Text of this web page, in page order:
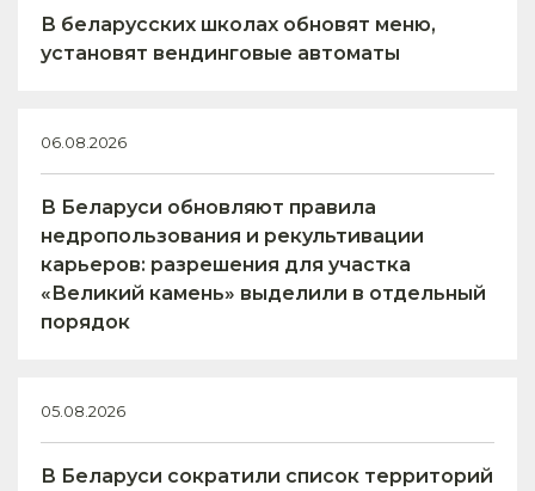
В беларусских школах обновят меню,
установят вендинговые автоматы
06.08.2026
В Беларуси обновляют правила
недропользования и рекультивации
карьеров: разрешения для участка
«Великий камень» выделили в отдельный
порядок
05.08.2026
В Беларуси сократили список территорий